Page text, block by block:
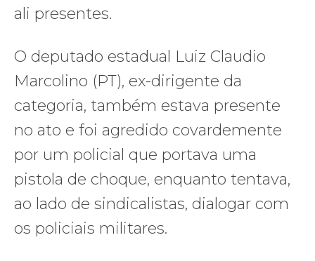
ali presentes.
O deputado estadual Luiz Claudio
Marcolino (PT), ex-dirigente da
categoria, também estava presente
no ato e foi agredido covardemente
por um policial que portava uma
pistola de choque, enquanto tentava,
ao lado de sindicalistas, dialogar com
os policiais militares.